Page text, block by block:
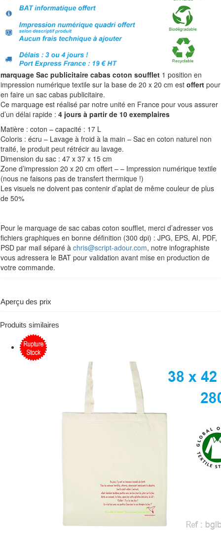
marquage Sac publicitaire cabas coton soufflet 1 position en
impression numérique textile sur la base de 20 x 20 cm est offert pour
en faire un sac cabas publicitaire.
Ce marquage est réalisé par notre unité en France pour vous assurer
d’un délai rapide : 4 jours à partir de 10 exemplaires
Matière : coton – capacité : 17 L
Coloris : écru – Lavage à froid à la main – Sac en coton naturel non
traité, le produit peut rétrécir au lavage.
Dimension du sac : 47 x 37 x 15 cm
Zone d’impression 20 x 20 cm offert – – Impression numérique textile
(nous ne faisons pas de transfert thermique !)
Les visuels ne doivent pas contenir d’aplat de même couleur de plus
de 50%
Pour le marquage de sac cabas coton soufflet, merci d’adresser vos
fichiers graphiques en bonne définition (300 dpi) : JPG, EPS, AI, PDF,
PSD par mail séparé à chris@script-adour.com, notre infographiste
vous adressera le BAT pour validation avant mise en production de
votre commande.
Aperçu des prix
Produits similaires